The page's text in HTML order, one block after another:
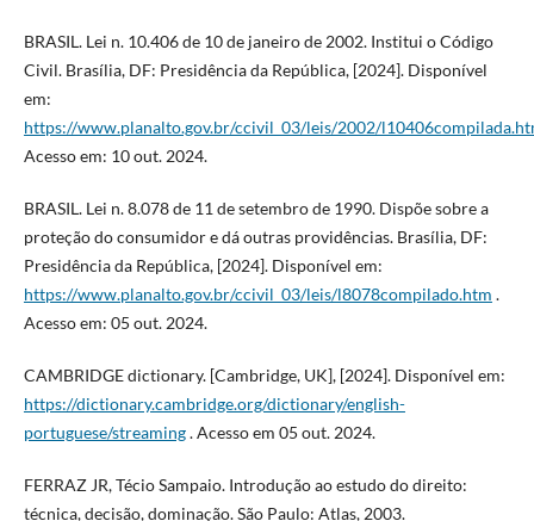
BRASIL. Lei n. 10.406 de 10 de janeiro de 2002. Institui o Código
Civil. Brasília, DF: Presidência da República, [2024]. Disponível
em:
https://www.planalto.gov.br/ccivil_03/leis/2002/
Acesso em: 10 out. 2024.
BRASIL. Lei n. 8.078 de 11 de setembro de 1990. Dispõe sobre a
proteção do consumidor e dá outras providências. Brasília, DF:
Presidência da República, [2024]. Disponível em:
https://www.planalto.gov.br/ccivil_03/leis/l8078compilado.htm .
Acesso em: 05 out. 2024.
CAMBRIDGE dictionary. [Cambridge, UK], [2024]. Disponível em:
https://dictionary.cambridge.org/dictionary/english-
portuguese/streaming. Acesso em 05 out. 2024.
FERRAZ JR, Técio Sampaio. Introdução ao estudo do direito:
técnica, decisão, dominação. São Paulo: Atlas, 2003.